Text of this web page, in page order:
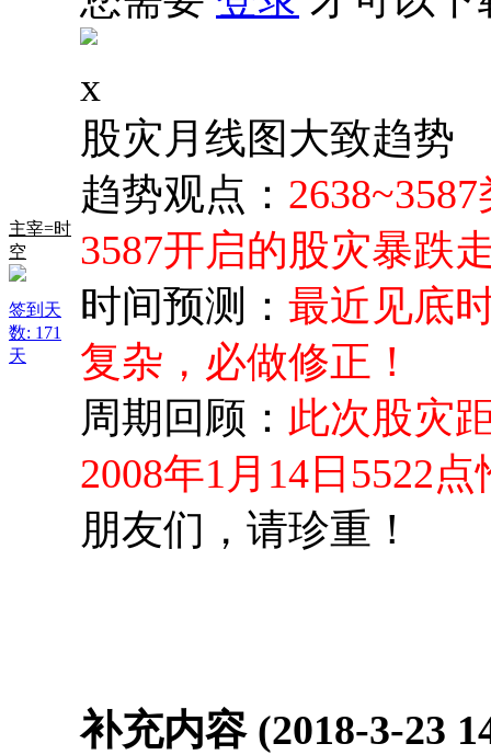
主宰=时
空
签到天
数: 171
天
x
股灾月线图大致趋势
趋势观点：
3587开启的股灾暴跌
时间预测： 最近见底
复杂，必做修正！
周期回顾： 此次股灾
2008年1月14日5522
朋友们，请珍重！
补充内容 (2018-3-23